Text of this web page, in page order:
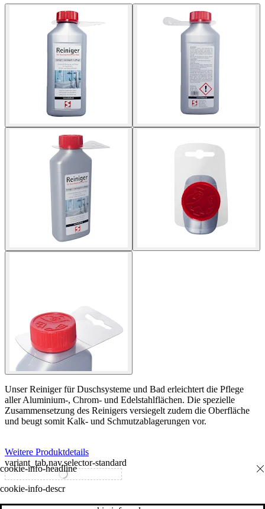
Unser Reiniger für Duschsysteme und Bad erleichtert die Pflege
aller Aluminium-, Chrom- und Edelstahlflächen. Die spezielle
Zusammensetzung des Reinigers versiegelt zudem die Oberfläche
und beugt somit Kalk- und Schmutzablagerungen vor.
Weitere Produktdetails
variant_tab.nav.selector-standard
variant_tab.nav.selector-special
cookie-info-descr